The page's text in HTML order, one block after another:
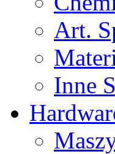
Art.
Inne